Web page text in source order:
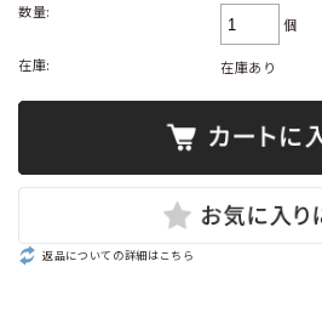
数量:
個
在庫: 在庫あり
返品についての詳細はこちら